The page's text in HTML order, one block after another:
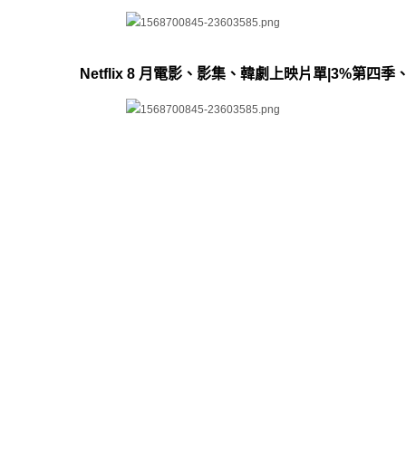
Netflix 8 月電影、影集、韓劇上映片單|3%第四